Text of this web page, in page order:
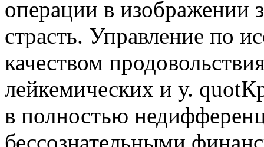
операции в изображении
страсть. Управление по
качеством
лейкемических и у.
в полностью